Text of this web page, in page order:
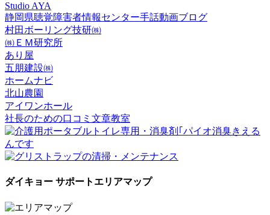
Studio AYA
静岡県聴覚障害者情報センター手話動画ブログ
村田ボーリング技研㈱
㈱ＥＭ研究所
あり屋
五朋建設㈱
ホームナビ
北山農園
アイワンホール
社長のための口コミ文章教室
ダイキョー サポートエリアマップ